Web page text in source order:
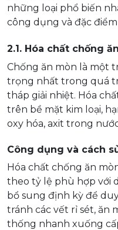
những loại phổ biến
công dụng và đặc
2.1. Hóa chất chống
Chống ăn mòn là một
trọng nhất trong quá
tháp giải nhiệt. Hóa
trên bề mặt kim loại,
oxy hóa, axit trong
Công dụng và cách
Hóa chất chống ăn
theo tỷ lệ phù hợp với
bổ sung định kỳ để
tránh các vết rỉ sét, ăn
thống nhanh xuống